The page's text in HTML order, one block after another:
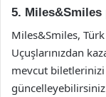
5. Miles&Smiles
Miles&Smiles, Türk
Uçuşlarınızdan
mevcut